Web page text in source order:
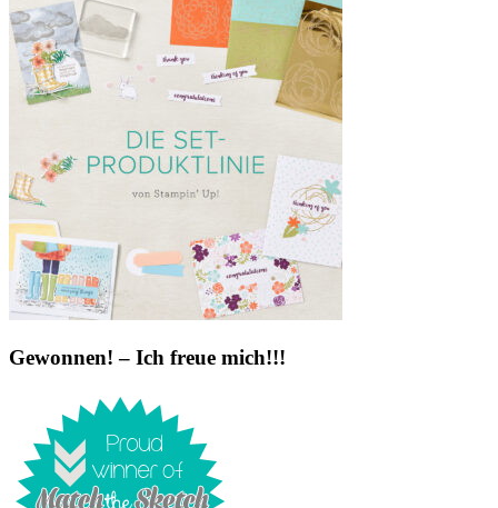
Gewonnen! – Ich freue mich!!!